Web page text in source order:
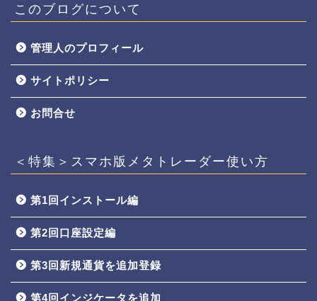
このブログについて
管理人のプロフィール
サイトポリシー
お問合せ
＜特集＞スマホ版メタトレーダー使い方
第1回インストール編
第2回口座設定編
第3回新規通貨を追加登録
第4回インジケータを追加